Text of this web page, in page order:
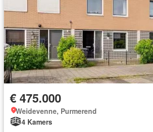
€ 475.000
Weidevenne, Purmerend
4 Kamers